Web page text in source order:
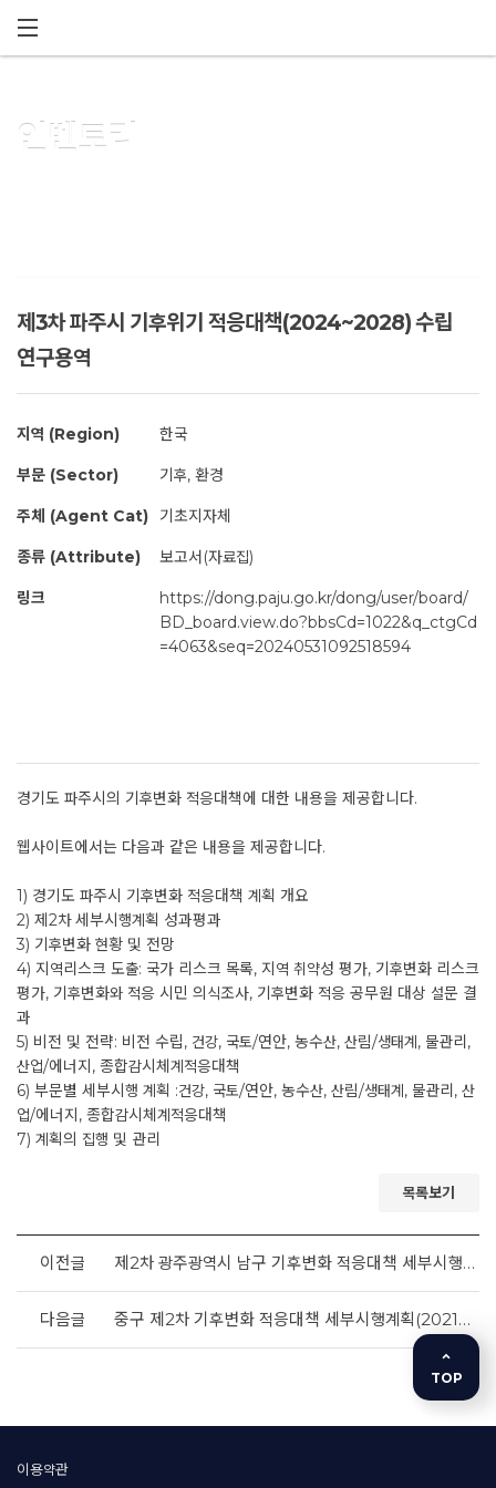
인벤토리
제3차 파주시 기후위기 적응대책(2024~2028) 수립
연구용역
지역 (Region) 한국
부문 (Sector) 기후, 환경
주체 (Agent Cat) 기초지자체
종류 (Attribute) 보고서(자료집)
링크
https://dong.paju.go.kr/dong/user/board/
BD_board.view.do?bbsCd=1022&q_ctgCd
=4063&seq=20240531092518594
경기도 파주시의 기후변화 적응대책에 대한 내용을 제공합니다.
웹사이트에서는 다음과 같은 내용을 제공합니다.
1) 경기도 파주시 기후변화 적응대책 계획 개요
2) 제2차 세부시행계획 성과평과
3) 기후변화 현황 및 전망
4) 지역리스크 도출: 국가 리스크 목록, 지역 취약성 평가, 기후변화 리스크
평가, 기후변화와 적응 시민 의식조사, 기후변화 적응 공무원 대상 설문 결
과
5) 비전 및 전략: 비전 수립, 건강, 국토/연안, 농수산, 산림/생태계, 물관리,
산업/에너지, 종합감시체계적응대책
6) 부문별 세부시행 계획 :건강, 국토/연안, 농수산, 산림/생태계, 물관리, 산
업/에너지, 종합감시체계적응대책
7) 계획의 집행 및 관리
목록보기
이전글 제2차 광주광역시 남구 기후변화 적응대책 세부시행계획
다음글 중구 제2차 기후변화 적응대책 세부시행계획(2021~2025)
이용약관
TOP